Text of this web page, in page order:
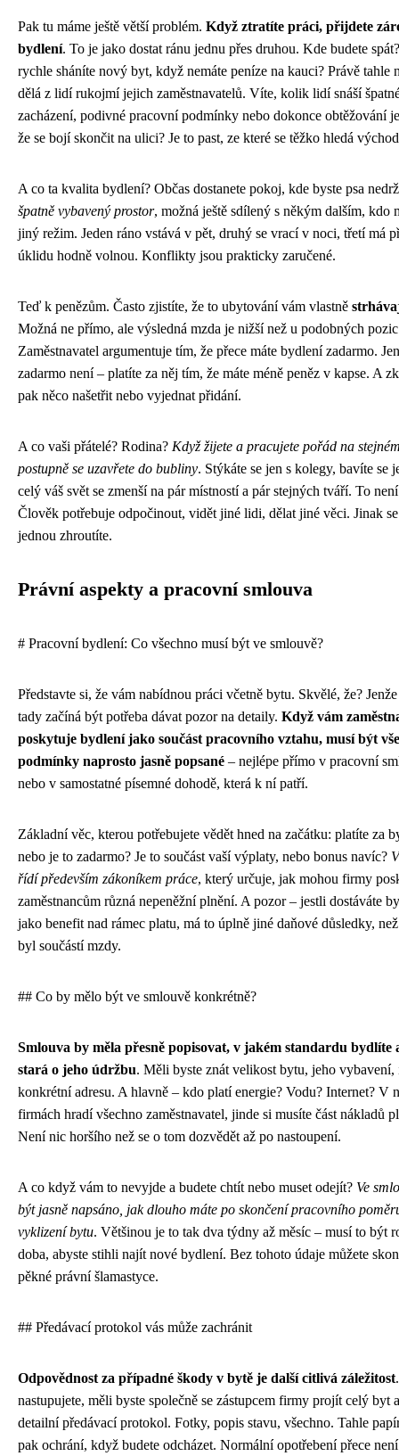
Pak tu máme ještě větší problém. Když ztratíte práci, přijdete
bydlení. To je jako dostat ránu jednu přes druhou. Kde budete
rychle sháníte nový byt, když nemáte peníze na kauci? Právě tahle
dělá z lidí rukojmí jejich zaměstnavatelů. Víte, kolik lidí snáší
zacházení, podivné pracovní podmínky nebo dokonce obtěžování
že se bojí skončit na ulici? Je to past, ze které se těžko hledá
A co ta kvalita bydlení? Občas dostanete pokoj, kde byste psa
špatně vybavený prostor, možná ještě sdílený s někým dalším, kdo
jiný režim. Jeden ráno vstává v pět, druhý se vrací v noci, třetí má
úklidu hodně volnou. Konflikty jsou prakticky zaručené.
Teď k penězům. Často zjistíte, že to ubytování vám vlastně
Možná ne přímo, ale výsledná mzda je nižší než u podobných
Zaměstnavatel argumentuje tím, že přece máte bydlení zadarmo.
zadarmo není – platíte za něj tím, že máte méně peněz v kapse. A
pak něco našetřit nebo vyjednat přidání.
A co vaši přátelé? Rodina? Když žijete a pracujete pořád na
postupně se uzavřete do bubliny. Stýkáte se jen s kolegy, bavíte se
celý váš svět se zmenší na pár místností a pár stejných tváří. To
Člověk potřebuje odpočinout, vidět jiné lidi, dělat jiné věci. Jinak
jednou zhroutíte.
Právní aspekty a pracovní smlouva
# Pracovní bydlení: Co všechno musí být ve smlouvě?
Představte si, že vám nabídnou práci včetně bytu. Skvělé, že?
tady začíná být potřeba dávat pozor na detaily. Když vám
poskytuje bydlení jako součást pracovního vztahu, musí být
podmínky naprosto jasně popsané – nejlépe přímo v pracovní
nebo v samostatné písemné dohodě, která k ní patří.
Základní věc, kterou potřebujete vědět hned na začátku: platíte za
nebo je to zadarmo? Je to součást vaší výplaty, nebo bonus navíc?
řídí především zákoníkem práce, který určuje, jak mohou firmy
zaměstnancům různá nepeněžní plnění. A pozor – jestli dostáváte
jako benefit nad rámec platu, má to úplně jiné daňové důsledky,
byl součástí mzdy.
## Co by mělo být ve smlouvě konkrétně?
Smlouva by měla přesně popisovat, v jakém standardu bydlíte
stará o jeho údržbu. Měli byste znát velikost bytu, jeho vybavení,
konkrétní adresu. A hlavně – kdo platí energie? Vodu? Internet? V
firmách hradí všechno zaměstnavatel, jinde si musíte část nákladů
Není nic horšího než se o tom dozvědět až po nastoupení.
A co když vám to nevyjde a budete chtít nebo muset odejít? Ve
být jasně napsáno, jak dlouho máte po skončení pracovního
vyklizení bytu. Většinou je to tak dva týdny až měsíc – musí to být
doba, abyste stihli najít nové bydlení. Bez tohoto údaje můžete
pěkné právní šlamastyce.
## Předávací protokol vás může zachránit
Odpovědnost za případné škody v bytě je další citlivá záležitost
nastupujete, měli byste společně se zástupcem firmy projít celý byt
detailní předávací protokol. Fotky, popis stavu, všechno. Tahle
pak ochrání, když budete odcházet. Normální opotřebení přece